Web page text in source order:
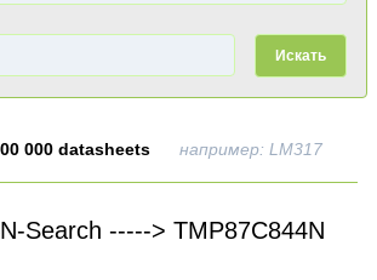
Искать
000 datasheets например: LM317
Search -----> TMP87C844N